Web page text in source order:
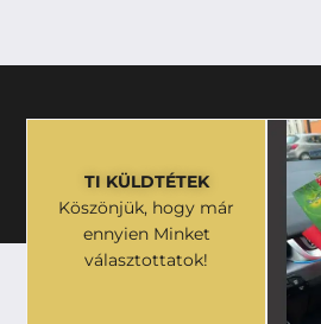
TI KÜLDTÉTEK
Köszönjük, hogy már
ennyien Minket
választottatok!